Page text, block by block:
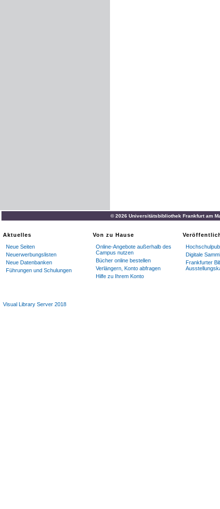
© 2026 Universitätsbibliothek Frankfurt am
Aktuelles
Neue Seiten
Neuerwerbungslisten
Neue Datenbanken
Führungen und Schulungen
Von zu Hause
Online-Angebote außerhalb des
Campus nutzen
Bücher online bestellen
Verlängern, Konto abfragen
Hilfe zu Ihrem Konto
Digitale
Frankfurter
Visual Library Server 2018